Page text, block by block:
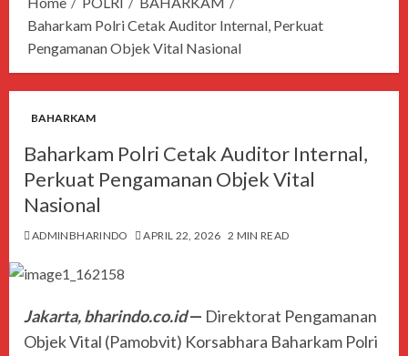
Baharkam Polri Cetak Auditor Internal, Perkuat
Pengamanan Objek Vital Nasional
BAHARKAM
Baharkam Polri Cetak Auditor Internal,
Perkuat Pengamanan Objek Vital
Nasional
ADMINBHARINDO APRIL 22, 2026 2 MIN READ
Jakarta, bharindo.co.id— Direktorat Pengamanan
Objek Vital (Pamobvit) Korsabhara Baharkam Polri